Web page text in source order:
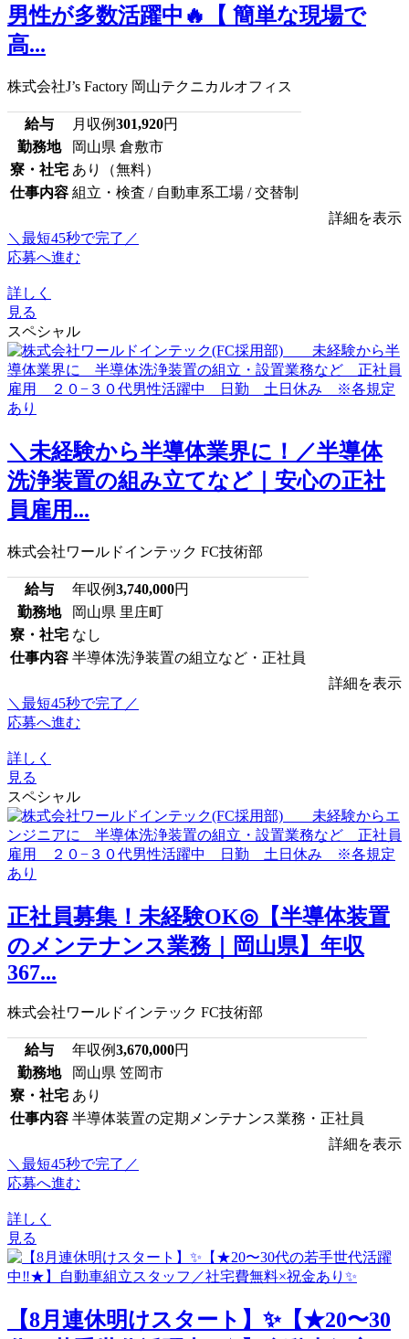
男性が多数活躍中🔥【 簡単な現場で
高...
株式会社J’s Factory 岡山テクニカルオフィス
給与 月収例301,920円
勤務地
岡山県 倉敷市
寮・社宅 あり（無料）
仕事内容 組立・検査 / 自動車系工場 / 交替制
詳細を表示
＼最短45秒で完了／
応募へ進む
詳しく
見る
スペシャル
＼未経験から半導体業界に！／半導体
洗浄装置の組み立てなど｜安心の正社
員雇用...
株式会社ワールドインテック FC技術部
給与 年収例3,740,000円
勤務地
岡山県 里庄町
寮・社宅 なし
仕事内容 半導体洗浄装置の組立など・正社員
詳細を表示
＼最短45秒で完了／
応募へ進む
詳しく
見る
スペシャル
正社員募集！未経験OK◎【半導体装置
のメンテナンス業務｜岡山県】年収
367...
株式会社ワールドインテック FC技術部
給与 年収例3,670,000円
勤務地
岡山県 笠岡市
寮・社宅 あり
仕事内容 半導体装置の定期メンテナンス業務・正社員
詳細を表示
＼最短45秒で完了／
応募へ進む
詳しく
見る
【8月連休明けスタート】✨【★20〜30